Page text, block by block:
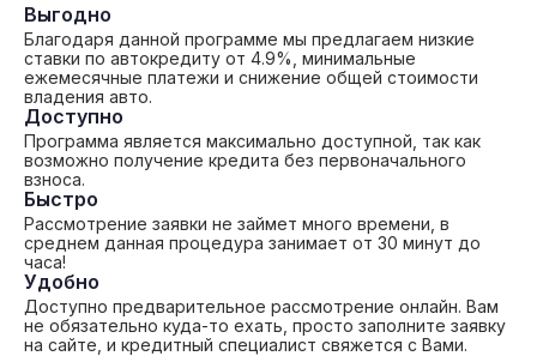
Выгодно
Благодаря данной программе мы предлагаем низкие
ставки по автокредиту от 4.9%, минимальные
ежемесячные платежи и снижение общей стоимости
владения авто.
Доступно
Программа является максимально доступной, так как
возможно получение кредита без первоначального
взноса.
Быстро
Рассмотрение заявки не займет много времени, в
среднем данная процедура занимает от 30 минут до
часа!
Удобно
Доступно предварительное рассмотрение онлайн. Вам
не обязательно куда-то ехать, просто заполните заявку
на сайте, и кредитный специалист свяжется с Вами.